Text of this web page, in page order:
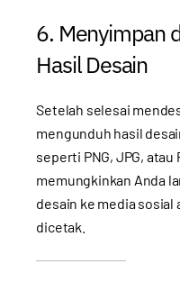
6. Menyimpan
Hasil Desain
Setelah selesai
mengunduh hasil
seperti PNG, JPG, atau
memungkinkan Anda
desain ke media sosial
dicetak.